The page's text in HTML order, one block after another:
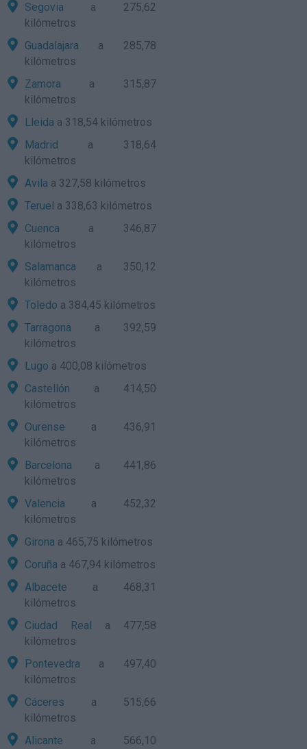
Segovia a 275,62
kilómetros
Guadalajara a 285,78
kilómetros
Zamora a 315,87
kilómetros
Lleida a 318,54 kilómetros
Madrid a 318,64
kilómetros
Avila a 327,58 kilómetros
Teruel a 338,63 kilómetros
Cuenca a 346,87
kilómetros
Salamanca a 350,12
kilómetros
Toledo a 384,45 kilómetros
Tarragona a 392,59
kilómetros
Lugo a 400,08 kilómetros
Castellón a 414,50
kilómetros
Ourense a 436,91
kilómetros
Barcelona a 441,86
kilómetros
Valencia a 452,32
kilómetros
Girona a 465,75 kilómetros
Coruña a 467,94 kilómetros
Albacete a 468,31
kilómetros
Ciudad Real a 477,58
kilómetros
Pontevedra a 497,40
kilómetros
Cáceres a 515,66
kilómetros
Alicante a 566,10